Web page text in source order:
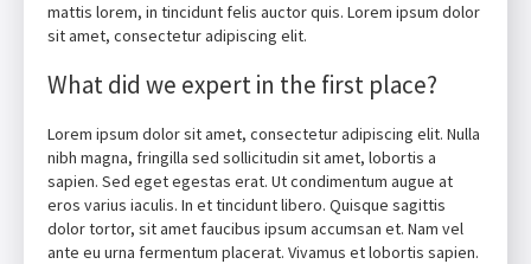
mattis lorem, in tincidunt felis auctor quis. Lorem ipsum dolor
sit amet, consectetur adipiscing elit.
What did we expert in the first place?
Lorem ipsum dolor sit amet, consectetur adipiscing elit. Nulla
nibh magna, fringilla sed sollicitudin sit amet, lobortis a
sapien. Sed eget egestas erat. Ut condimentum augue at
eros varius iaculis. In et tincidunt libero. Quisque sagittis
dolor tortor, sit amet faucibus ipsum accumsan et. Nam vel
ante eu urna fermentum placerat. Vivamus et lobortis sapien.